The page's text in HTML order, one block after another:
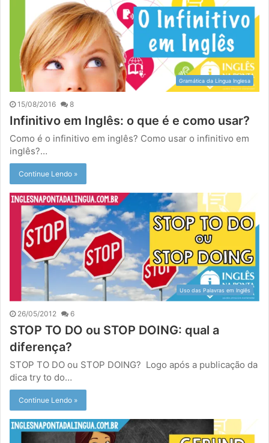
Gramática da Língua Inglesa
15/08/2016 8
Infinitivo em Inglês: o que é e como usar?
Como é o infinitivo em inglês? Como usar o infinitivo em
inglês?…
Continue Lendo »
Uso das Palavras em Inglês
26/05/2012 6
STOP TO DO ou STOP DOING: qual a
diferença?
STOP TO DO ou STOP DOING? Logo após a publicação da
dica try to do…
Continue Lendo »